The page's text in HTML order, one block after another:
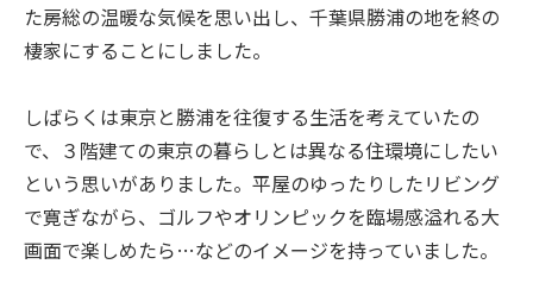
た房総の温暖な気候を思い出し、千葉県勝浦の地を終の
棲家にすることにしました。
しばらくは東京と勝浦を往復する生活を考えていたの
で、３階建ての東京の暮らしとは異なる住環境にしたい
という思いがありました。平屋のゆったりしたリビング
で寛ぎながら、ゴルフやオリンピックを臨場感溢れる大
画面で楽しめたら…などのイメージを持っていました。